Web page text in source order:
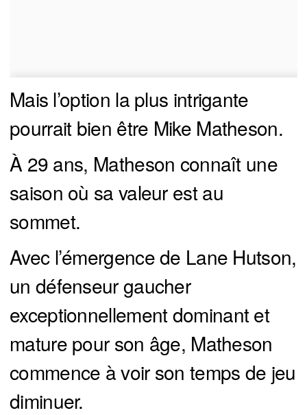
Mais l’option la plus intrigante
pourrait bien être Mike Matheson.
À 29 ans, Matheson connaît une
saison où sa valeur est au
sommet.
Avec l’émergence de Lane Hutson,
un défenseur gaucher
exceptionnellement dominant et
mature pour son âge, Matheson
commence à voir son temps de jeu
diminuer.